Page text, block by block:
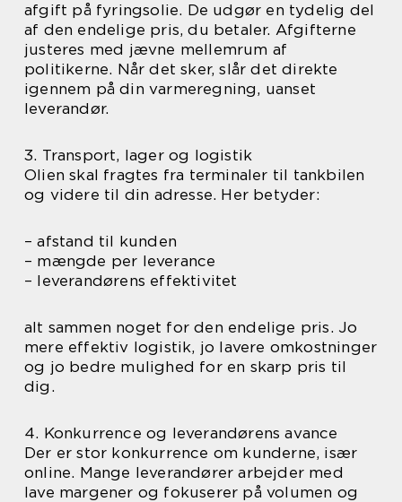
afgift på fyringsolie. De udgør en tydelig del
af den endelige pris, du betaler. Afgifterne
justeres med jævne mellemrum af
politikerne. Når det sker, slår det direkte
igennem på din varmeregning, uanset
leverandør.
3. Transport, lager og logistik
Olien skal fragtes fra terminaler til tankbilen
og videre til din adresse. Her betyder:
– afstand til kunden
– mængde per leverance
– leverandørens effektivitet
alt sammen noget for den endelige pris. Jo
mere effektiv logistik, jo lavere omkostninger
og jo bedre mulighed for en skarp pris til
dig.
4. Konkurrence og leverandørens avance
Der er stor konkurrence om kunderne, især
online. Mange leverandører arbejder med
lave margener og fokuserer på volumen og